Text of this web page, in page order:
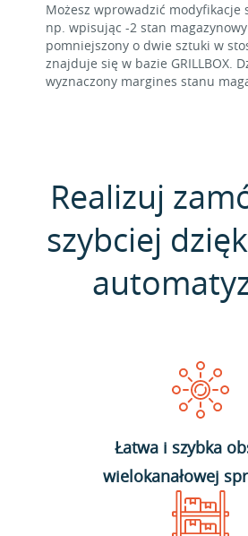
Możesz wprowadzić modyfikacje
np. wpisując -2 stan
pomniejszony o dwie sztuki w
znajduje się w bazie GRILLBOX.
wyznaczony margines stanu
Realizuj
szybciej
Łatwa i szybka
wielokanałowej